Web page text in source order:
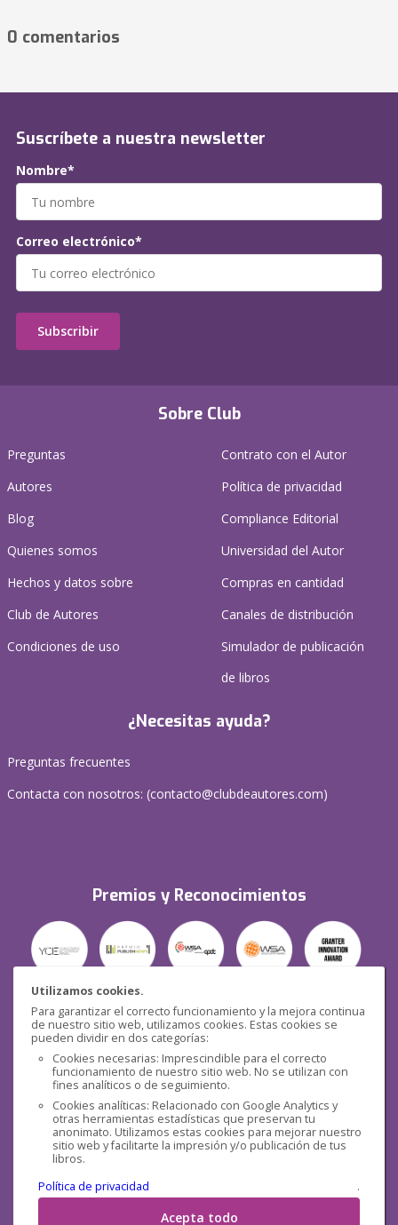
Utilizamos cookies.
Para garantizar el correcto funcionamiento y la mejora continua
de nuestro sitio web, utilizamos cookies. Estas cookies se
pueden dividir en dos categorías:
Cookies necesarias: Imprescindible para el correcto
funcionamiento de nuestro sitio web. No se utilizan con
fines analíticos o de seguimiento.
Cookies analíticas: Relacionado con Google Analytics y
otras herramientas estadísticas que preservan tu
anonimato. Utilizamos estas cookies para mejorar nuestro
sitio web y facilitarte la impresión y/o publicación de tus
libros.
Política de privacidad
.
Acepta todo
0 comentarios
Sobre Club
Preguntas
Autores
Blog
Quienes somos
Hechos y datos sobre
Club de Autores
Condiciones de uso
Contrato con el Autor
Política de privacidad
Compliance Editorial
Universidad del Autor
Compras en cantidad
Canales de distribución
Simulador de publicación
de libros
¿Necesitas ayuda?
Preguntas frecuentes
Contacta con nosotros: (contacto@clubdeautores.com)
Premios y Reconocimientos
Seguridad
Redes sociales
Suscríbete a nuestra newsletter
Nombre*
Correo electrónico*
Subscribir